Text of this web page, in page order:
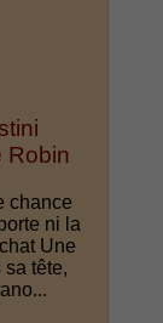
Robin
chance
ni la
Une
tête,